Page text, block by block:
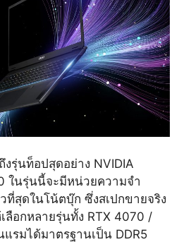
งรุ่นท็อปสุดอย่าง NVIDIA
ในรุ่นนี้จะมีหน่วยความจำ
วที่สุดในโน้ตบุ๊ก ซึ่งสเปกขายจริง
ลือกหลายรุ่นทั้ง RTX 4070 /
รมได้มาตรฐานเป็น DDR5